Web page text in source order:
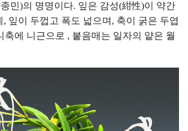
민)의 명명이다. 잎은 감성(紺性)이 약간
, 잎이 두껍고 폭도 넓으며, 축이 굵은 두엽
축에 니근으로 , 붙음매는 일자의 얕은 월